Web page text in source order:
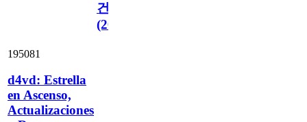
건
(2026)
195081
d4vd: Estrella
en Ascenso,
Actualizaciones